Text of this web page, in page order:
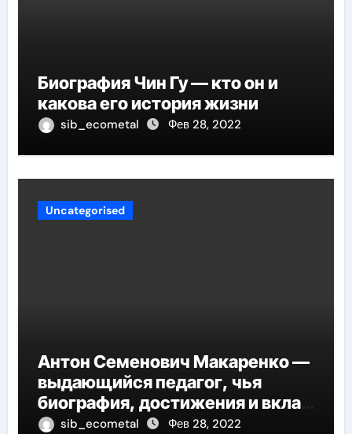
Биография Чин Гу — кто он и
какова его история жизни
sib_ecometal Фев 28, 2022
Uncategorised
Антон Семенович Макаренко —
выдающийся педагог, чья
биография, достижения и вклад
в педагогику оказывают
sib_ecometal Фев 28, 2022